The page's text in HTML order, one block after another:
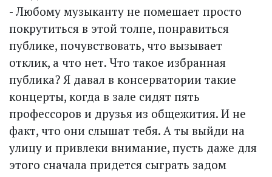
- Любому музыканту не помешает просто
покрутиться в этой толпе, понравиться
публике, почувствовать, что вызывает
отклик, а что нет. Что такое избранная
публика? Я давал в консерватории такие
концерты, когда в зале сидят пять
профессоров и друзья из общежития. И не
факт, что они слышат тебя. А ты выйди на
улицу и привлеки внимание, пусть даже для
этого сначала придется сыграть задом